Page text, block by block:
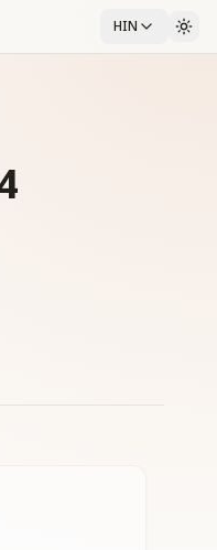
HIN